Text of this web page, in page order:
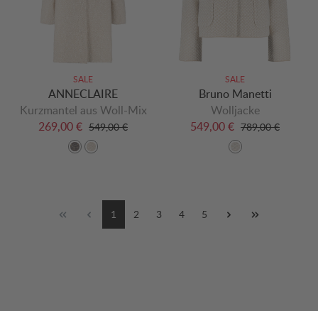
SALE
ANNECLAIRE
Kurzmantel aus Woll-Mix
269,00 € 549,00 €
SALE
Bruno Manetti
Wolljacke
549,00 € 789,00 €
1 2 3 4 5